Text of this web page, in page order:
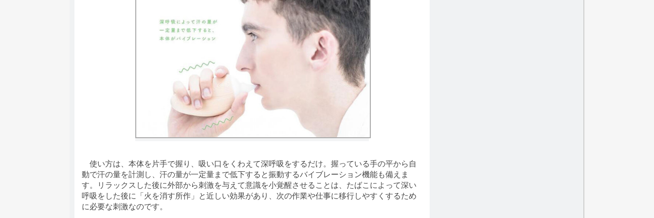
使い方は、本体を片手で握り、吸い口をくわえて深呼吸をするだけ。握っている手の平から自
動で汗の量を計測し、汗の量が一定量まで低下すると振動するバイブレーション機能も備えま
す。リラックスした後に外部から刺激を与えて意識を小覚醒させることは、たばこによって深い
呼吸をした後に「火を消す所作」と近しい効果があり、次の作業や仕事に移行しやすくするため
に必要な刺激なのです。